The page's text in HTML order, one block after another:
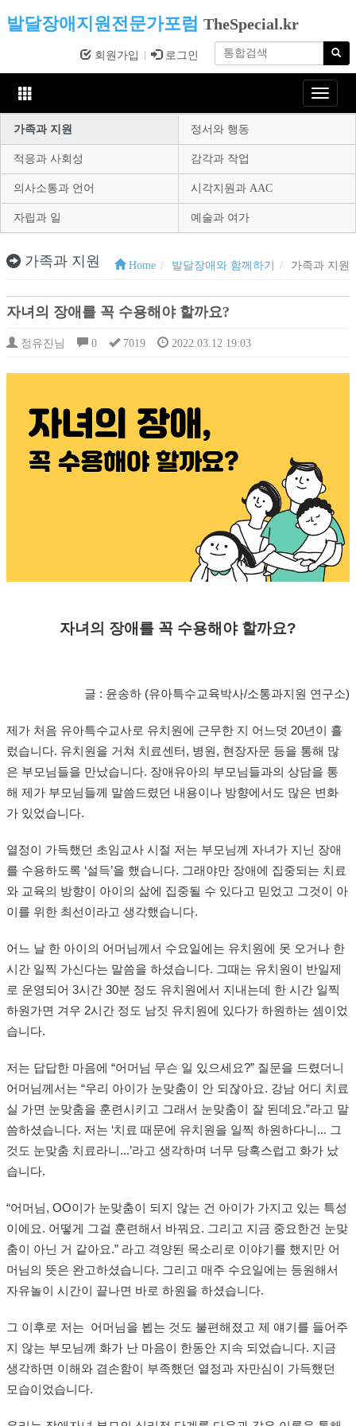
발달장애지원전문가포럼 TheSpecial.kr
회원가입 로그인
Toggle
가족과 지원
정서와 행동
적응과 사회성 감각과 작업
의사소통과 언어 시각지원과 AAC
자립과 일 예술과 여가
가족과 지원 Home 발달장애와 함께하기 가족과 지원
자녀의 장애를 꼭 수용해야 할까요?
정유진님 0 7019 2022.03.12 19:03
자녀의 장애를 꼭 수용해야 할까요?
글 : 윤송하 (유아특수교육박사/소통과지원 연구소)
제가 처음 유아특수교사로 유치원에 근무한 지 어느덧 20년이 흘
렀습니다. 유치원을 거쳐 치료센터, 병원, 현장자문 등을 통해 많
은 부모님들을 만났습니다. 장애유아의 부모님들과의 상담을 통
해 제가 부모님들께 말씀드렸던 내용이나 방향에서도 많은 변화
가 있었습니다.
열정이 가득했던 초임교사 시절 저는 부모님께 자녀가 지닌 장애
를 수용하도록 ‘설득’을 했습니다. 그래야만 장애에 집중되는 치료
와 교육의 방향이 아이의 삶에 집중될 수 있다고 믿었고 그것이 아
이를 위한 최선이라고 생각했습니다.
어느 날 한 아이의 어머님께서 수요일에는 유치원에 못 오거나 한
시간 일찍 가신다는 말씀을 하셨습니다. 그때는 유치원이 반일제
로 운영되어 3시간 30분 정도 유치원에서 지내는데 한 시간 일찍
하원가면 겨우 2시간 정도 남짓 유치원에 있다가 하원하는 셈이었
습니다.
저는 답답한 마음에 “어머님 무슨 일 있으세요?” 질문을 드렸더니
어머님께서는 “우리 아이가 눈맞춤이 안 되잖아요. 강남 어디 치료
실 가면 눈맞춤을 훈련시키고 그래서 눈맞춤이 잘 된데요.”라고 말
씀하셨습니다. 저는 ‘치료 때문에 유치원을 일찍 하원하다니... 그
것도 눈맞춤 치료라니...’라고 생각하며 너무 당혹스럽고 화가 났
습니다.
“어머님, OO이가 눈맞춤이 되지 않는 건 아이가 가지고 있는 특성
이에요. 어떻게 그걸 훈련해서 바꿔요. 그리고 지금 중요한건 눈맞
춤이 아닌 거 같아요.” 라고 격양된 목소리로 이야기를 했지만 어
머님의 뜻은 완고하셨습니다. 그리고 매주 수요일에는 등원해서
자유놀이 시간이 끝나면 바로 하원을 하셨습니다.
그 이후로 저는 어머님을 뵙는 것도 불편해졌고 제 얘기를 들어주
지 않는 부모님께 화가 난 마음이 한동안 지속 되었습니다. 지금
생각하면 이해와 겸손함이 부족했던 열정과 자만심이 가득했던
모습이었습니다.